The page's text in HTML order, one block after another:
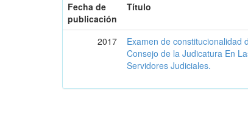
Fecha de
publicación
Título
2017
Examen de constitucionalidad
Consejo de la Judicatura En
Servidores Judiciales.